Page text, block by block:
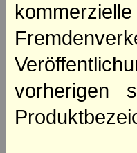
vorherigen